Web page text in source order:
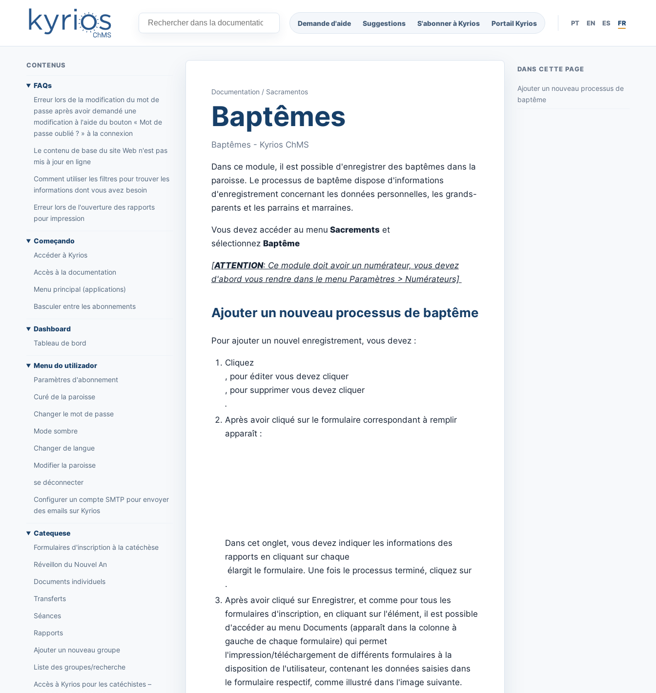
Demande d'aide Suggestions S'abonner à Kyrios Portail Kyrios PT EN ES FR
CONTENUS
FAQs
Erreur lors de la modification du mot de
passe après avoir demandé une
modification à l'aide du bouton « Mot de
passe oublié ? » à la connexion
Le contenu de base du site Web n'est pas
mis à jour en ligne
Comment utiliser les filtres pour trouver les
informations dont vous avez besoin
Erreur lors de l'ouverture des rapports
pour impression
Começando
Accéder à Kyrios
Accès à la documentation
Menu principal (applications)
Basculer entre les abonnements
Dashboard
Tableau de bord
Menu do utilizador
Paramètres d'abonnement
Curé de la paroisse
Changer le mot de passe
Mode sombre
Changer de langue
Modifier la paroisse
se déconnecter
Configurer un compte SMTP pour envoyer
des emails sur Kyrios
Catequese
Formulaires d'inscription à la catéchèse
Réveillon du Nouvel An
Documents individuels
Transferts
Séances
Rapports
Ajouter un nouveau groupe
Liste des groupes/recherche
Accès à Kyrios pour les catéchistes –
Documentation / Sacramentos
Baptêmes
Baptêmes - Kyrios ChMS
Dans ce module, il est possible d'enregistrer des baptêmes dans la
paroisse. Le processus de baptême dispose d'informations
d'enregistrement concernant les données personnelles, les grands-
parents et les parrains et marraines.
Vous devez accéder au menu Sacrementset
sélectionnez Baptême
[ATTENTION: Ce module doit avoir un numérateur, vous devez
d'abord vous rendre dans le menu Paramètres > Numérateurs]
Ajouter un nouveau processus de baptême
Pour ajouter un nouvel enregistrement, vous devez :
Cliquez
, pour éditer vous devez cliquer
, pour supprimer vous devez cliquer
.
Après avoir cliqué sur le formulaire correspondant à remplir
apparaît :
Dans cet onglet, vous devez indiquer les informations des
rapports en cliquant sur chaque
élargit le formulaire. Une fois le processus terminé, cliquez sur
.
Après avoir cliqué sur Enregistrer, et comme pour tous les
formulaires d'inscription, en cliquant sur l'élément, il est possible
d'accéder au menu Documents (apparaît dans la colonne à
gauche de chaque formulaire) qui permet
l'impression/téléchargement de différents formulaires à la
disposition de l'utilisateur, contenant les données saisies dans
le formulaire respectif, comme illustré dans l'image suivante.
DANS CETTE PAGE
Ajouter un nouveau processus de
baptême